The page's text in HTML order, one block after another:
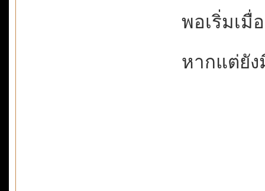
พอเริ่มเมื่
หากแต่ยั